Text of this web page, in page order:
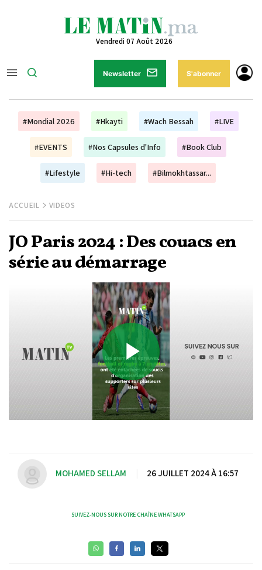
Vendredi 07 Août 2026
Newsletter S'abonner
#Mondial 2026 #Hkayti #Wach Bessah #LIVE
#EVENTS #Nos Capsules d'Info #Book Club
#Lifestyle #Hi-tech #Bilmokhtassar...
ACCUEIL VIDEOS
JO Paris 2024 : Des couacs en
série au démarrage
Play
MOHAMED SELLAM 26 JUILLET 2024 À 16:57
SUIVEZ-NOUS SUR NOTRE CHAÎNE WHATSAPP